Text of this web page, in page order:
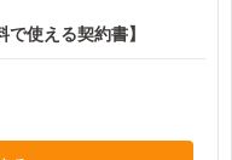
使える契約書】